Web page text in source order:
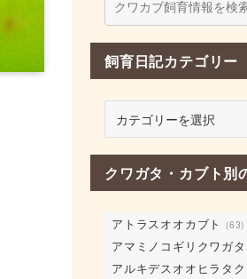
飼育日記カテゴリー
記
カ
ゴ
リ
ー
クワガタ・カブト別
アトラスオオカブト (63)
アマミノコギリクワガタ
アルキデスオオヒラタ